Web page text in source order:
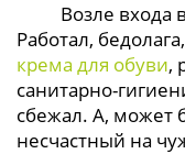
Возле входа в
Работал,
крема для обуви,
санитарно-
сбежал. А, может
несчастный на